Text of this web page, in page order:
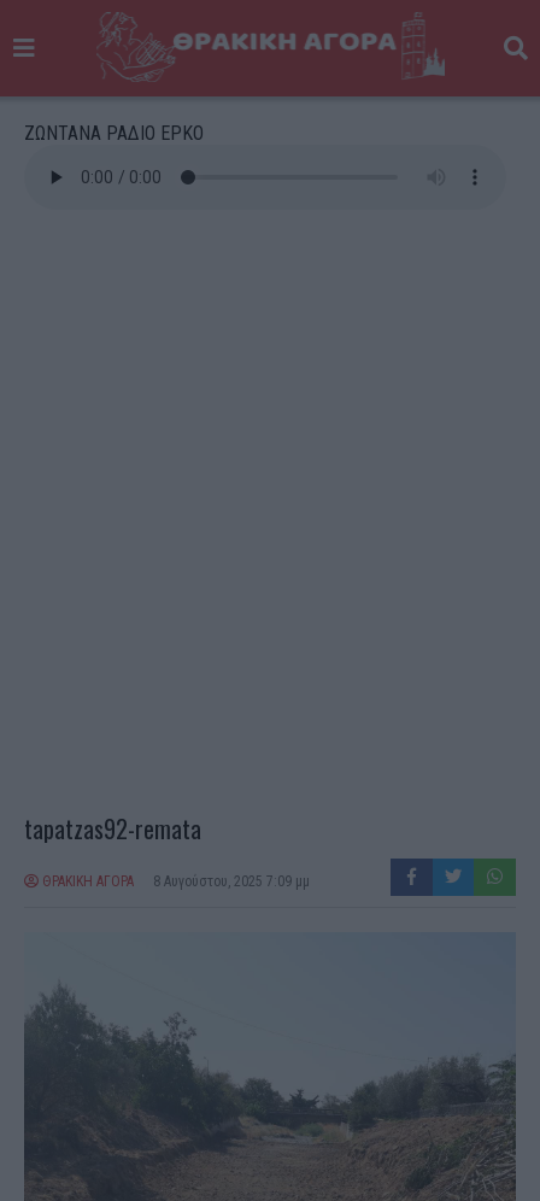
ΖΩΝΤΑΝΑ ΡΑΔΙΟ ΕΡΚΟ
tapatzas92-remata
ΘΡΑΚΙΚΗ ΑΓΟΡΑ 8 Αυγούστου, 2025 7:09 μμ